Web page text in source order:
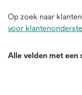
Op zoek naar
voor
Alle velden met